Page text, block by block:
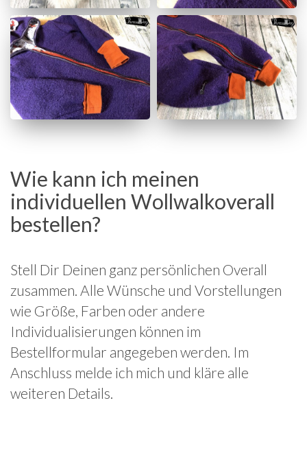
Wie kann ich meinen
individuellen Wollwalkoverall
bestellen?
Stell Dir Deinen ganz persönlichen Overall
zusammen. Alle Wünsche und Vorstellungen
wie Größe, Farben oder andere
Individualisierungen können im
Bestellformular angegeben werden. Im
Anschluss melde ich mich und kläre alle
weiteren Details.